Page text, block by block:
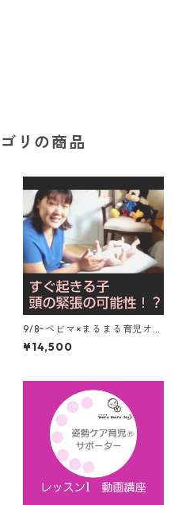
リの商品
9/8~ベビマ×まるまる育児オン
ライン3回コース オイル、毎
回録画、スリング動画つき
¥14,500